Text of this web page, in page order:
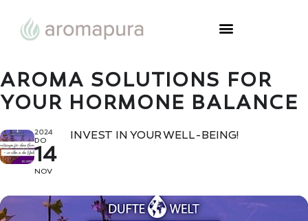
AROMA SOLUTIONS FOR
YOUR HORMONE BALANCE
2024
DO
14
NOV
INVEST IN YOUR WELL-BEING!